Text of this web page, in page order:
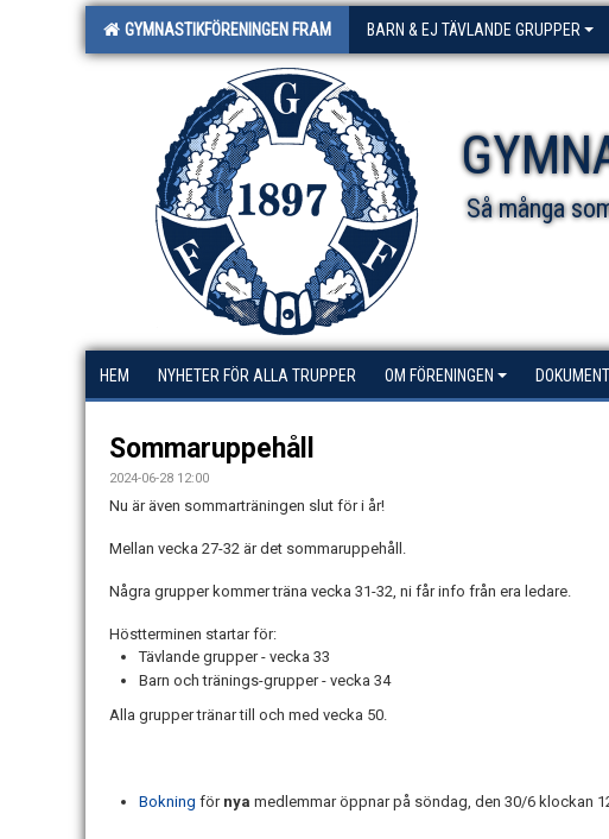
GYMNASTIKFÖRENINGEN FRAM BARN & EJ TÄVLANDE GRUPPER
Så många
HEM NYHETER FÖR ALLA TRUPPER OM FÖRENINGEN DOKUMENT
Sommaruppehåll
2024-06-28 12:00
Nu är även sommarträningen slut för i år!
Mellan vecka 27-32 är det sommaruppehåll.
Några grupper kommer träna vecka 31-32, ni får info från era ledare.
Höstterminen startar för:
Tävlande grupper - vecka 33
Barn och tränings-grupper - vecka 34
Alla grupper tränar till och med vecka 50.
Bokning för nya medlemmar öppnar på söndag, den 30/6 klockan